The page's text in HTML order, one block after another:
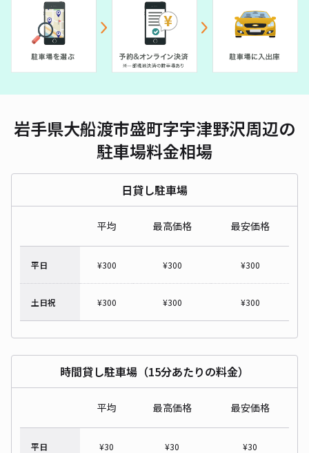
岩手県大船渡市盛町字宇津野沢周辺の
駐車場料金相場
日貸し駐車場
平均 最高価格 最安価格
平日 ¥300 ¥300 ¥300
土日祝 ¥300 ¥300 ¥300
時間貸し駐車場（15分あたりの料金）
平均 最高価格 最安価格
平日 ¥30 ¥30 ¥30